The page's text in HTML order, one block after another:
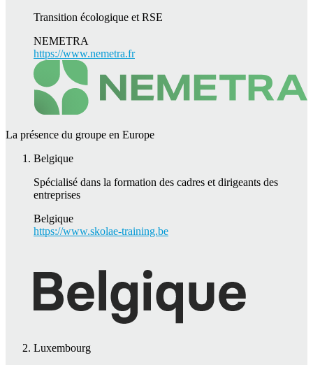
Transition écologique et RSE
NEMETRA
https://www.nemetra.fr
La présence du groupe en Europe
Belgique
Spécialisé dans la formation des cadres et dirigeants des
entreprises
Belgique
https://www.skolae-training.be
Luxembourg